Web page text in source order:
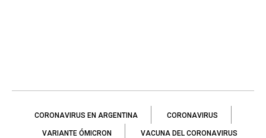
CORONAVIRUS EN ARGENTINA CORONAVIRUS
VARIANTE ÓMICRON VACUNA DEL CORONAVIRUS